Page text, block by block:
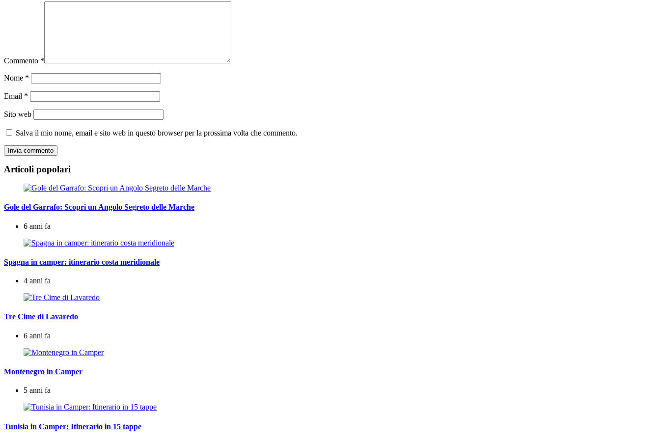
Commento *
Nome *
Email *
Sito web
Salva il mio nome, email e sito web in questo browser per la prossima volta che commento.
Articoli popolari
Gole del Garrafo: Scopri un Angolo Segreto delle Marche
6 anni fa
Spagna in camper: itinerario costa meridionale
4 anni fa
Tre Cime di Lavaredo
6 anni fa
Montenegro in Camper
5 anni fa
Tunisia in Camper: Itinerario in 15 tappe